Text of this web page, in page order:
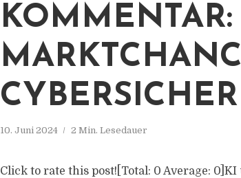
10. Juni 2024 2 Min. Lesedauer
Click to rate this post![Total: 0 Average: